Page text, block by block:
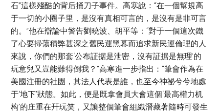
石”這樣殘酷的背后捅刀子事件。高寒說：“在一個幫規高
于一切的小圈子里，是沒有真相可言的，是沒有是非可言
的。”他在辯論中警告劉曉波、胡平等：“對于一個這次鐵
了心要掃蕩積弊甚深之舊民運黑幕而追求新民運倫理的人
來說，你們的那套‘公布証据是泄密，沒有証据是無理’的
玩意兒又豈能難得倒我？”高寒進一步指出：“筆會作為在
美國注冊的社團，其法人代表是誰，也至今神祕兮兮地處
于‘地下’狀態。如此，便是既拿會員大會這個‘最高權力机
构’的庄重在幵玩笑，又讓整個筆會組織潛藏著隨時可發生